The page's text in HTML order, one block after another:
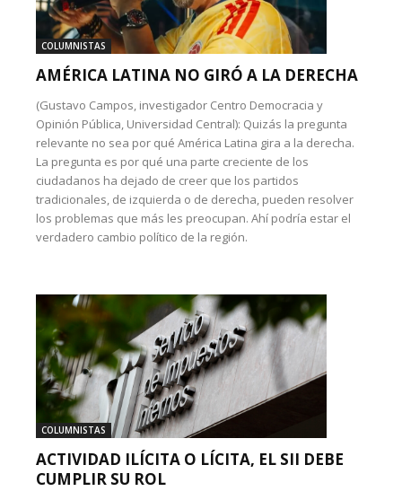
COLUMNISTAS
AMÉRICA LATINA NO GIRÓ A LA DERECHA
(Gustavo Campos, investigador Centro Democracia y
Opinión Pública, Universidad Central): Quizás la pregunta
relevante no sea por qué América Latina gira a la derecha.
La pregunta es por qué una parte creciente de los
ciudadanos ha dejado de creer que los partidos
tradicionales, de izquierda o de derecha, pueden resolver
los problemas que más les preocupan. Ahí podría estar el
verdadero cambio político de la región.
COLUMNISTAS
ACTIVIDAD ILÍCITA O LÍCITA, EL SII DEBE
CUMPLIR SU ROL